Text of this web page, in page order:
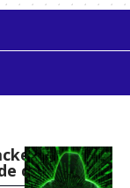
chinês
clientes